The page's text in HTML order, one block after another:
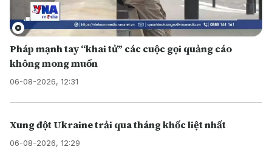
Pháp mạnh tay “khai tử” các cuộc gọi quảng cáo
không mong muốn
06-08-2026, 12:31
Xung đột Ukraine trải qua tháng khốc liệt nhất
06-08-2026, 12:29